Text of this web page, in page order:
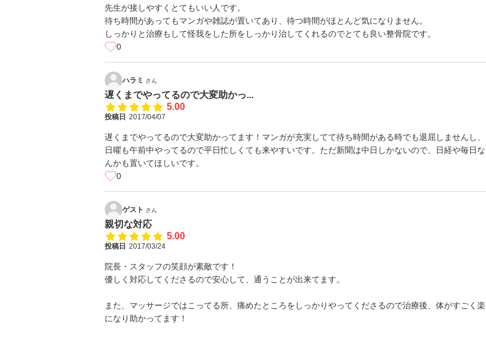
先生が接しやすくとてもいい人です。
待ち時間があってもマンガや雑誌が置いてあり、待つ時間がほとんど気になりません。
しっかりと治療もして怪我をした所をしっかり治してくれるのでとても良い整骨院です。
0
ハラミ さん
遅くまでやってるので大変助かっ...
5.00
投稿日 2017/04/07
遅くまでやってるので大変助かってます！マンガが充実してて待ち時間がある時でも退屈しませんし、
日曜も午前中やってるので平日忙しくても来やすいです。ただ新聞は中日しかないので、日経や毎日な
んかも置いてほしいです。
0
ゲスト さん
親切な対応
5.00
投稿日 2017/03/24
院長・スタッフの笑顔が素敵です！
優しく対応してくださるので安心して、通うことが出来てます。
また、マッサージではこってる所、痛めたところをしっかりやってくださるので治療後、体がすごく楽
になり助かってます！